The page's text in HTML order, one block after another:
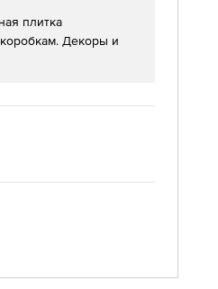
плитка
Декоры и